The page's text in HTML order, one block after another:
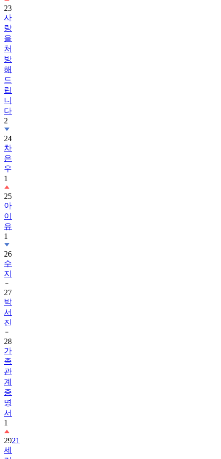
23
사
랑
을
처
방
해
드
립
니
다
2
24
차
은
우
1
25
아
이
유
1
26
수
지
27
박
서
진
28
가
족
관
계
증
명
서
1
2921
세